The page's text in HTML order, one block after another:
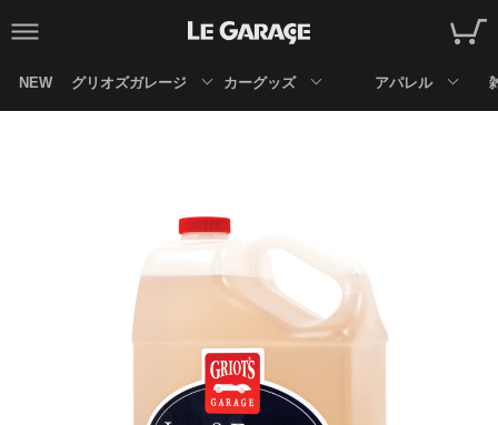
NEW グリオズガレージ カーグッズ アパレル